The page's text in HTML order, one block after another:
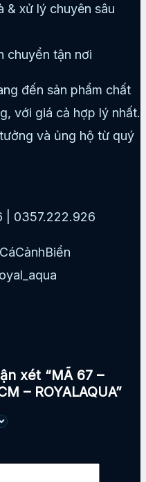
& xử lý chuyên sâu
chuyển tận nơi
đến sản phẩm chất
với giá cả hợp lý nhất.
và ủng hộ từ quý
| 0357.222.926
xét “MÃ 67 –
– ROYALAQUA”